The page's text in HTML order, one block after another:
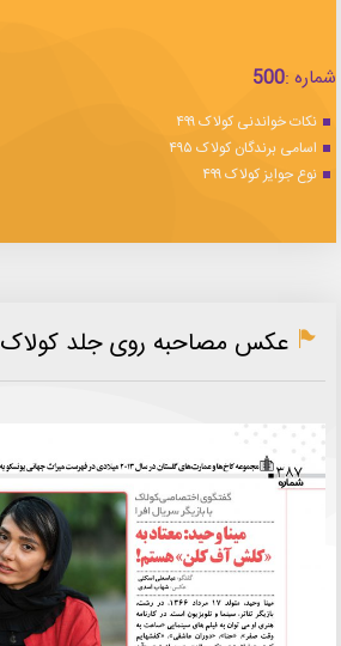
شماره :500
نکات خواندنی کولاک ۴۹۹
اسامی برندگان کولاک ۴۹۵
نوع جوایز کولاک ۴۹۹
عکس مصاحبه روی جلد کولاک ۳۸۷